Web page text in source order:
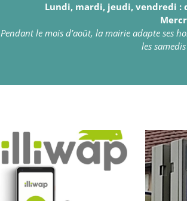
Lundi, mardi, jeudi, vendredi :
Pendant le mois d’août, la mairie adapte ses
les